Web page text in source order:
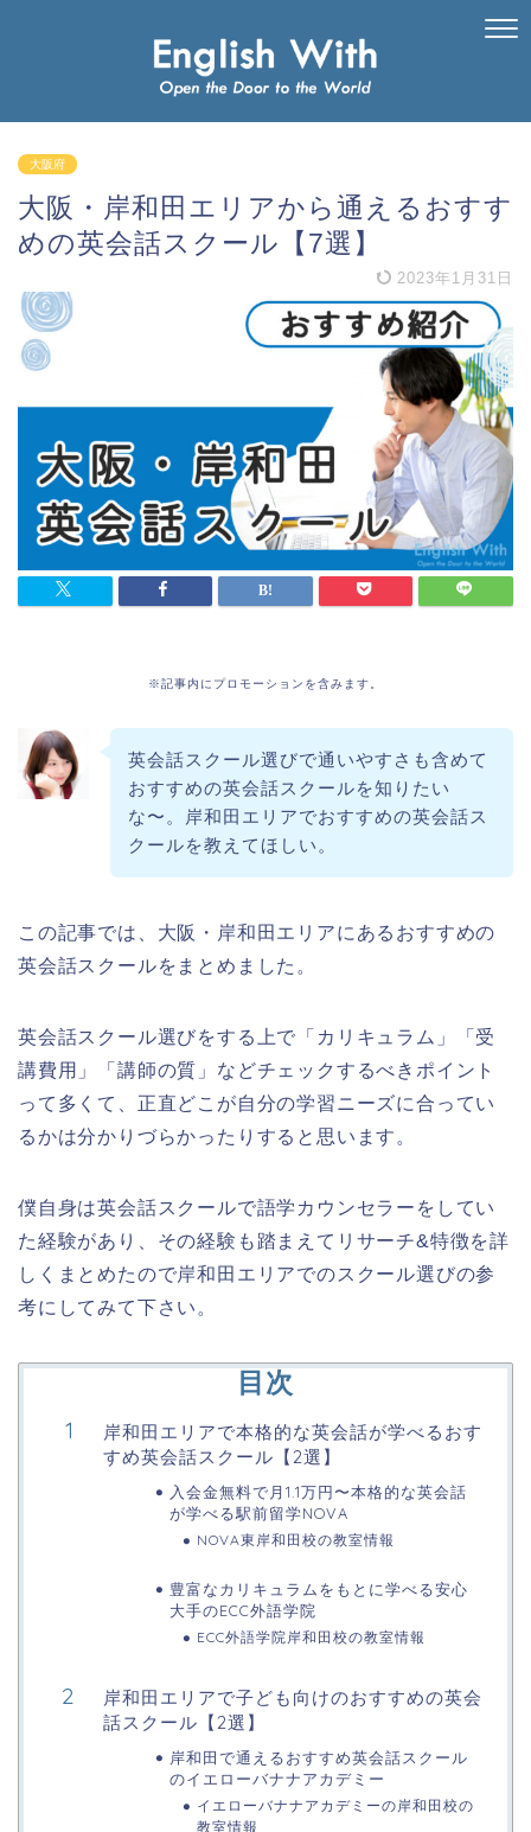
大阪府
大阪・岸和田エリアから通えるおすす
めの英会話スクール【7選】
2023年1月31日
※記事内にプロモーションを含みます。
英会話スクール選びで通いやすさも含めて
おすすめの英会話スクールを知りたい
な〜。岸和田エリアでおすすめの英会話ス
クールを教えてほしい。
この記事では、大阪・岸和田エリアにあるおすすめの
英会話スクールをまとめました。
英会話スクール選びをする上で「カリキュラム」「受
講費用」「講師の質」などチェックするべきポイント
って多くて、正直どこが自分の学習ニーズに合ってい
るかは分かりづらかったりすると思います。
僕自身は英会話スクールで語学カウンセラーをしてい
た経験があり、その経験も踏まえてリサーチ&特徴を詳
しくまとめたので岸和田エリアでのスクール選びの参
考にしてみて下さい。
目次
岸和田エリアで本格的な英会話が学べるおす
すめ英会話スクール【2選】
入会金無料で月1.1万円〜本格的な英会話
が学べる駅前留学NOVA
NOVA東岸和田校の教室情報
豊富なカリキュラムをもとに学べる安心
大手のECC外語学院
ECC外語学院岸和田校の教室情報
岸和田エリアで子ども向けのおすすめの英会
話スクール【2選】
岸和田で通えるおすすめ英会話スクール
のイエローバナナアカデミー
イエローバナナアカデミーの岸和田校の
教室情報